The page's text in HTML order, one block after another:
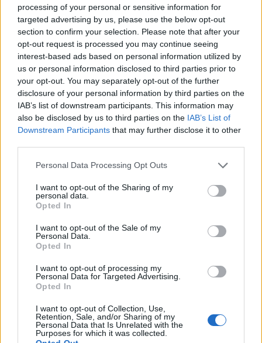
processing of your personal or sensitive information for
targeted advertising by us, please use the below opt-out
section to confirm your selection. Please note that after your
opt-out request is processed you may continue seeing
interest-based ads based on personal information utilized by
us or personal information disclosed to third parties prior to
your opt-out. You may separately opt-out of the further
disclosure of your personal information by third parties on the
IAB’s list of downstream participants. This information may
also be disclosed by us to third parties on the IAB’s List of
Downstream Participants that may further disclose it to other
Please note that this website/app uses one or more Google
not limited to your visit or usage behaviour. You may click to
grant or deny consent to Google and its third-party tags to
use your data for below specified purposes in below Google
consent section.
Personal Data Processing Opt Outs
I want to opt-out of the Sharing of my
personal data.
Opted In
I want to opt-out of the Sale of my
Personal Data.
Opted In
I want to opt-out of processing my
Personal Data for Targeted Advertising.
Opted In
I want to opt-out of Collection, Use,
Retention, Sale, and/or Sharing of my
Personal Data that Is Unrelated with the
Purposes for which it was collected.
Kecskeméten is szakirányú továbbképzésekkel erősít a
Gál Ferenc Egyetem
Országos hírek
A lakosságra is fontos szerep hárul a szúnyoginvázió
elkerülésében
MAGYAR ÉPÍTŐK